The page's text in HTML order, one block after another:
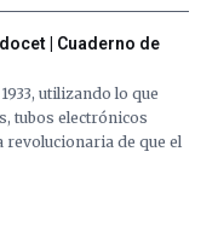
| Cuaderno de
utilizando lo que
tubos electrónicos
revolucionaria de que el